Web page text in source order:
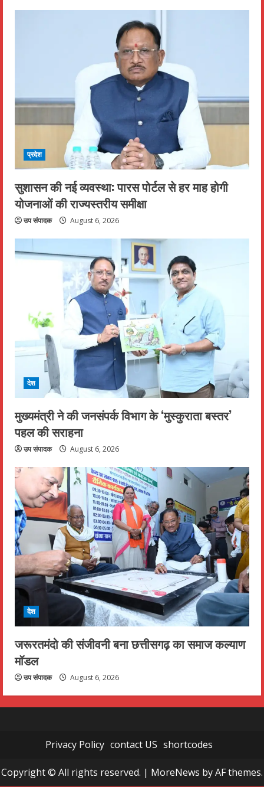
प्रदेश
सुशासन की नई व्यवस्था: पारस पोर्टल से हर माह होगी
योजनाओं की राज्यस्तरीय समीक्षा
उप संपादक August 6, 2026
देश
मुख्यमंत्री ने की जनसंपर्क विभाग के ‘मुस्कुराता बस्तर’
पहल की सराहना
उप संपादक August 6, 2026
देश
जरूरतमंदो की संजीवनी बना छत्तीसगढ़ का समाज कल्याण
मॉडल
उप संपादक August 6, 2026
Privacy Policy contact US shortcodes
Copyright © All rights reserved. | MoreNews by AF themes.